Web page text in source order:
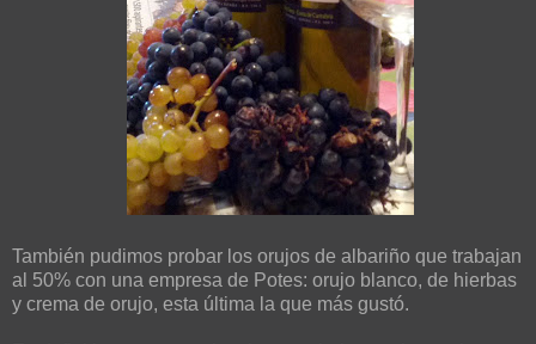
También pudimos probar los orujos de albariño que trabajan
al 50% con una empresa de Potes: orujo blanco, de hierbas
y crema de orujo, esta última la que más gustó.